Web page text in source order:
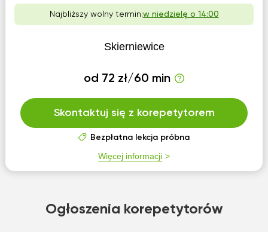
Najbliższy wolny termin:w niedzielę o 14:00
Skierniewice
od 72 zł/60 min
Skontaktuj się z korepetytorem
Bezpłatna lekcja próbna
Więcej informacji
Ogłoszenia korepetytorów